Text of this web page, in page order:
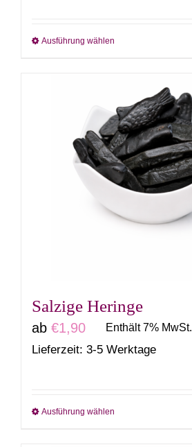
Ausführung wählen
mehrere
Varianten
auf.
Die
Optionen
können
werden
Salzige Heringe
ab €1,90 Enthält 7% MwSt.
Lieferzeit: 3-5 Werktage
Ausführung wählen